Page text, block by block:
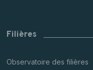
Filières
Observatoire des filières